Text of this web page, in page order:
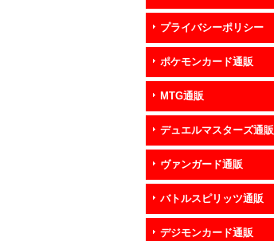
プライバシーポリシー
ポケモンカード通販
MTG通販
デュエルマスターズ通販
ヴァンガード通販
バトルスピリッツ通販
デジモンカード通販